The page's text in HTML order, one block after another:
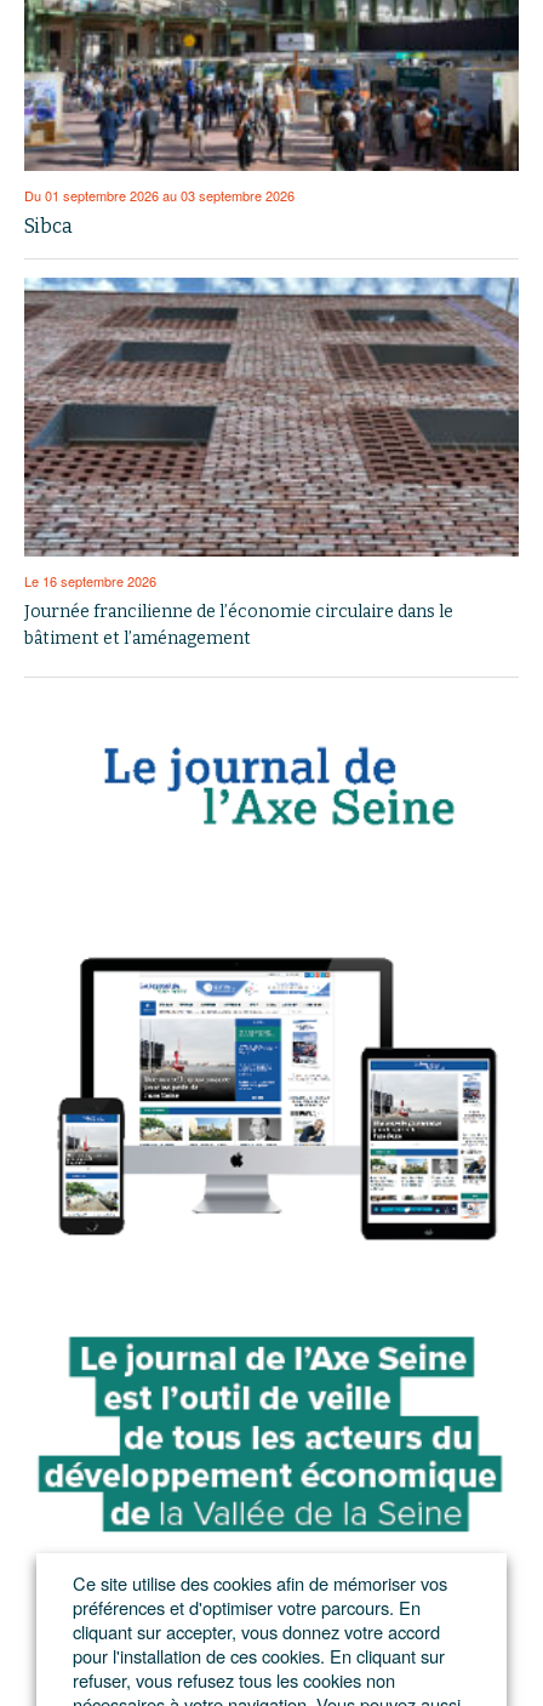
Du 01 septembre 2026 au 03 septembre 2026
Sibca
Le 16 septembre 2026
Journée francilienne de l’économie circulaire dans le
bâtiment et l’aménagement
Ce site utilise des cookies afin de mémoriser vos
préférences et d'optimiser votre parcours. En
cliquant sur accepter, vous donnez votre accord
pour l'installation de ces cookies. En cliquant sur
refuser, vous refusez tous les cookies non